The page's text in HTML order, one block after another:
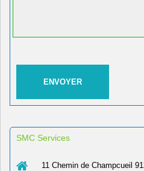
SMC Services
11 Chemin de Champcueil